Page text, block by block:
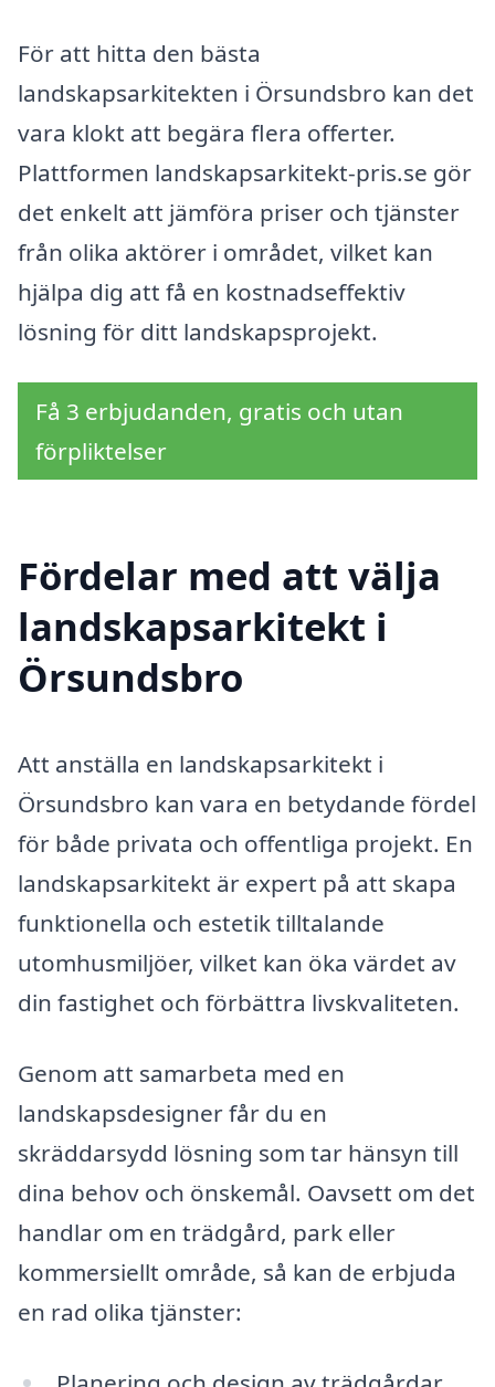
För att hitta den bästa
landskapsarkitekten i Örsundsbro kan det
vara klokt att begära flera offerter.
Plattformen landskapsarkitekt-pris.se gör
det enkelt att jämföra priser och tjänster
från olika aktörer i området, vilket kan
hjälpa dig att få en kostnadseffektiv
lösning för ditt landskapsprojekt.
Få 3 erbjudanden, gratis och utan
förpliktelser
Fördelar med att välja
landskapsarkitekt i
Örsundsbro
Att anställa en landskapsarkitekt i
Örsundsbro kan vara en betydande fördel
för både privata och offentliga projekt. En
landskapsarkitekt är expert på att skapa
funktionella och estetik tilltalande
utomhusmiljöer, vilket kan öka värdet av
din fastighet och förbättra livskvaliteten.
Genom att samarbeta med en
landskapsdesigner får du en
skräddarsydd lösning som tar hänsyn till
dina behov och önskemål. Oavsett om det
handlar om en trädgård, park eller
kommersiellt område, så kan de erbjuda
en rad olika tjänster: